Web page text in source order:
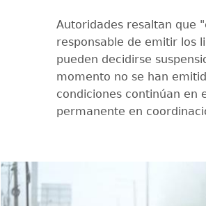
Autoridades resaltan que
responsable de emitir los
pueden decidirse
momento no se han
condiciones continúan en
permanente en